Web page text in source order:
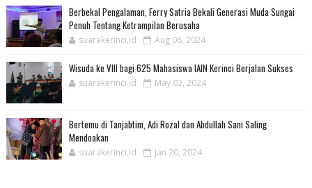
Berbekal Pengalaman, Ferry Satria Bekali Generasi Muda Sungai
Penuh Tentang Ketrampilan Berusaha
suarakerinci.id Aug 06, 2024
Wisuda ke VIII bagi 625 Mahasiswa IAIN Kerinci Berjalan Sukses
suarakerinci.id May 02, 2024
Bertemu di Tanjabtim, Adi Rozal dan Abdullah Sani Saling
Mendoakan
suarakerinci.id Jan 20, 2024